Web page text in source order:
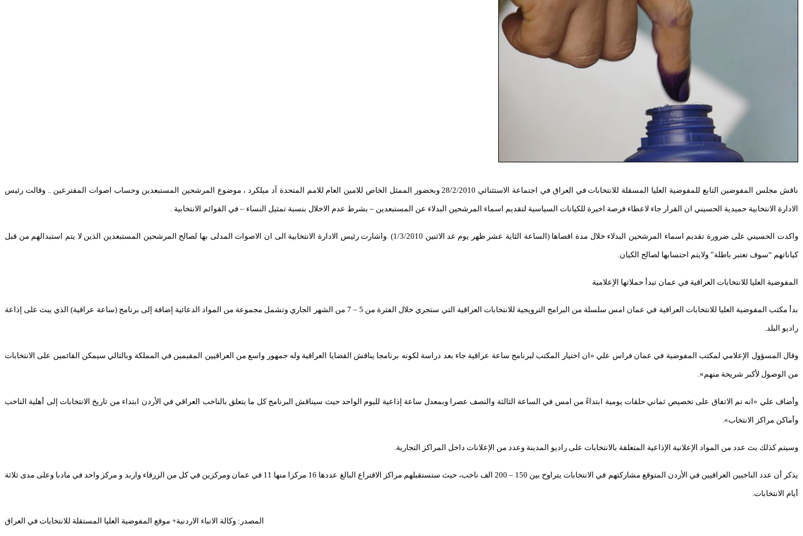
ناقش مجلس المفوضين التابع للمفوضية العليا المسقلة للانتخابات في العراق في اجتماعة الاستثنائي 28/2/2010 وبحضور الممثل الخاص للامين العام للامم المتحدة آد ميلكرد ، موضوع المرشحين المستبعدين وحساب اصوات المقترعين .. وقالت رئيس
الادارة الانتخابية حميدية الحسيني ان القرار جاء لاعطاء فرصة اخيرة للكيانات السياسية لتقديم اسماء المرشحين البدلاء عن المستبعدين – بشرط عدم الاخلال بنسبة تمثيل النساء – في القوائم الانتخابية .
واكدت الحسيني على ضرورة تقديم اسماء المرشحين البدلاء خلال مدة اقصاها (الساعة الثاية عشر ظهر يوم غد الاثنين 1/3/2010) .واشارت رئيس الادارة الانتخابية الى ان الاصوات المدلى بها لصالح المرشحين المستبعدين الذين لا يتم استبدالهم من قبل
كياناتهم “سوف تعتبر باطلة” ولايتم احتسابها لصالح الكيان.
المفوضية العليا للانتخابات العراقية في عمان تبدأ حملاتها الإعلامية
بدأ مكتب المفوضية العليا للانتخابات العراقية في عمان امس سلسلة من البرامج الترويجية للانتخابات العراقية التي ستجري خلال الفترة من 5 – 7 من الشهر الجاري وتشمل مجموعة من المواد الدعائية إضافة إلى برنامج (ساعة عراقية) الذي يبث على إذاعة
راديو البلد.
وقال المسؤول الإعلامي لمكتب المفوضية في عمان فراس علي «ان اختيار المكتب لبرنامج ساعة عراقية جاء بعد دراسة لكونه برنامجا يناقش القضايا العراقية وله جمهور واسع من العراقيين المقيمين في المملكة وبالتالي سيمكن القائمين على الانتخابات
من الوصول لأكبر شريحة منهم».
وأضاف علي «انه تم الاتفاق على تخصيص ثماني حلقات يومية ابتداءً من امس في الساعة الثالثة والنصف عصرا وبمعدل ساعة إذاعية لليوم الواحد حيث سيناقش البرنامج كل ما يتعلق بالناخب العراقي في الأردن ابتداء من تاريخ الانتخابات إلى أهلية الناخب
وأماكن مراكز الانتخاب».
وسيتم كذلك بث عدد من المواد الإعلانية الإذاعية المتعلقة بالانتخابات على راديو المدينة وعدد من الإعلانات داخل المراكز التجارية.
يذكر أن عدد الناخبين العراقيين في الأردن المتوقع مشاركتهم في الانتخابات يتراوح بين 150 – 200 الف ناخب، حيث ستستقبلهم مراكز الاقتراع البالغ عددها 16 مركزا منها 11 في عمان ومركزين في كل من الزرقاء واربد و مركز واحد في مادبا وعلى مدى ثلاثة
أيام الانتخابات.
المصدر: وكالة الانباء الاردنية+ موقع المفوضية العليا المستقلة للانتخابات في العراق